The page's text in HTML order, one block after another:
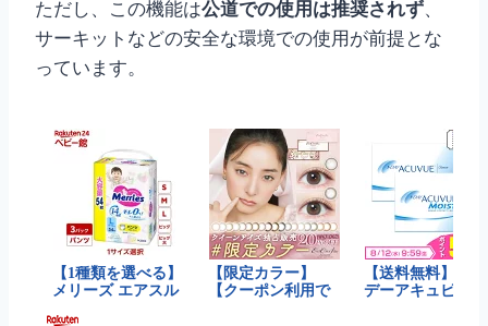
ただし、この機能は公道での使用は推奨されず、
サーキットなどの安全な環境での使用が前提とな
っています。